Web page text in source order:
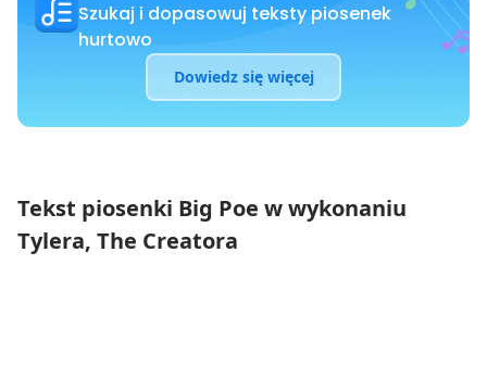
Szukaj i dopasowuj teksty piosenek
hurtowo
Dowiedz się więcej
Tekst piosenki Big Poe w wykonaniu
Tylera, The Creatora